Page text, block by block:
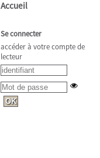
Accueil
Se connecter
accéder à votre compte de
lecteur